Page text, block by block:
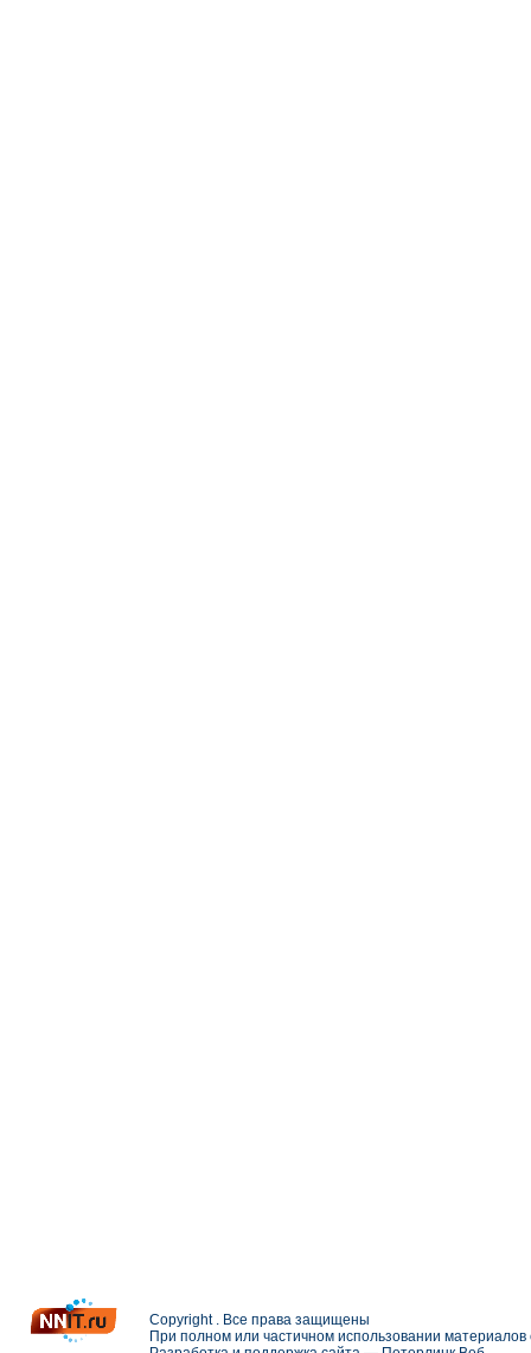
Copyright . Все права защищены
При полном или частичном использовании